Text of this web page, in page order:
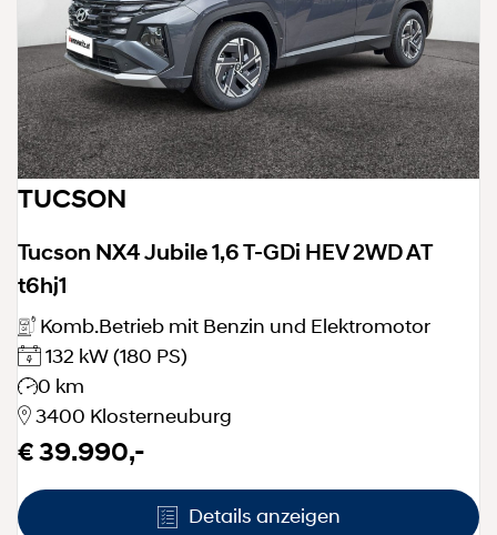
TUCSON
Tucson NX4 Jubile 1,6 T-GDi HEV 2WD AT
t6hj1
Komb.Betrieb mit Benzin und Elektromotor
132 kW(180 PS)
0 km
3400 Klosterneuburg
€ 39.990,-
Details anzeigen